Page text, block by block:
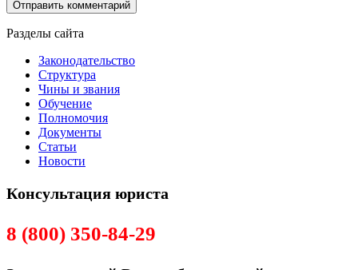
Разделы сайта
Законодательство
Структура
Чины и звания
Обучение
Полномочия
Документы
Статьи
Новости
Консультация юриста
8 (800) 350-84-29